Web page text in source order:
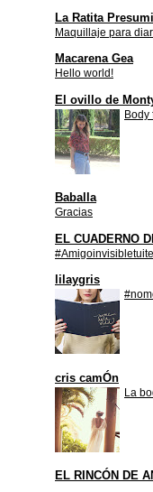
La Ratita
Maquillaje para
Macarena Gea
Hello world!
El ovillo de
Body
Baballa
Gracias
EL CUADERNO
lilaygris
cris camÓn
La
EL RINCÓN DE